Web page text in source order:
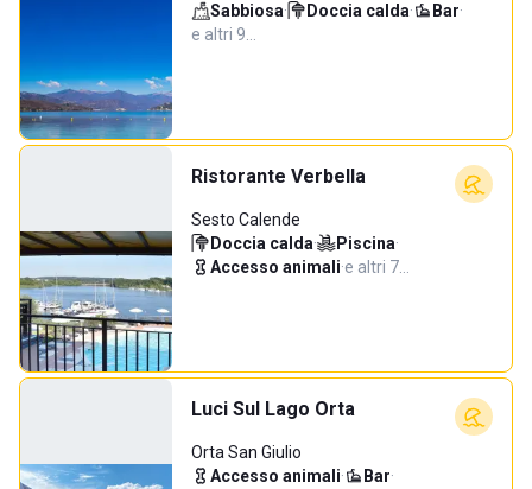
Sabbiosa· Doccia calda· Bar·
e altri 9…
Ristorante Verbella
Sesto Calende
Doccia calda· Piscina·
Accesso animali·e altri 7…
Luci Sul Lago Orta
Orta San Giulio
Accesso animali· Bar·